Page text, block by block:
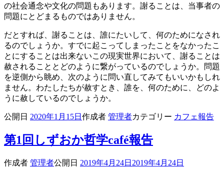
の社会通念や文化の問題もあります。謝ることは、当事者の
問題にとどまるものではありません。
だとすれば、謝ることは、誰にたいして、何のためになされ
るのでしょうか。すでに起こってしまったことをなかったこ
とにすることは出来ないこの現実世界において、謝ることは
赦されることとどのように繋がっているのでしょうか。問題
を逆側から眺め、次のように問い直してみてもいいかもしれ
ません。わたしたちが赦すとき、誰を、何のために、どのよ
うに赦しているのでしょうか。
公開日 2020年1月15日 作成者 管理者カテゴリー カフェ報告
第1回しずおか哲学café報告
作成者 管理者公開日 2019年4月24日 2019年4月24日